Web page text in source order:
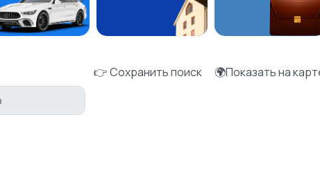
👉 Сохранить поиск 🌍Показать на